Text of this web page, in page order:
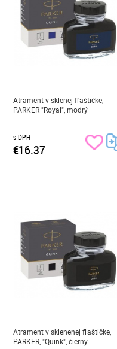
Atrament v sklenej fľaštičke,
PARKER "Royal", modrý
s DPH
€16.37
Atrament v sklenenej fľaštičke,
PARKER, "Quink", čierny